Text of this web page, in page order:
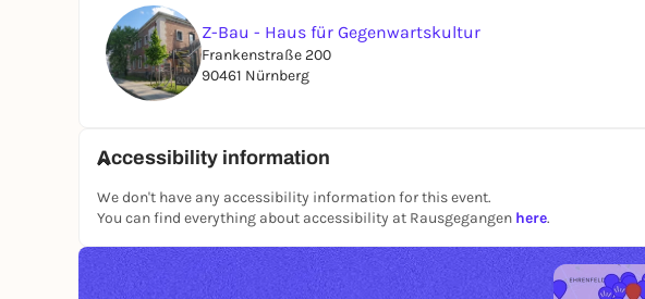
Z-Bau - Haus für Gegenwartskultur
Frankenstraße 200
90461 Nürnberg
Accessibility information
We don't have any accessibility information for this event.
You can find everything about accessibility at Rausgegangen here.